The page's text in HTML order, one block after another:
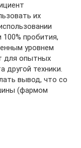
их
пробития,
уровнем
для опытных
другой техники.
вывод, что со
(фармом